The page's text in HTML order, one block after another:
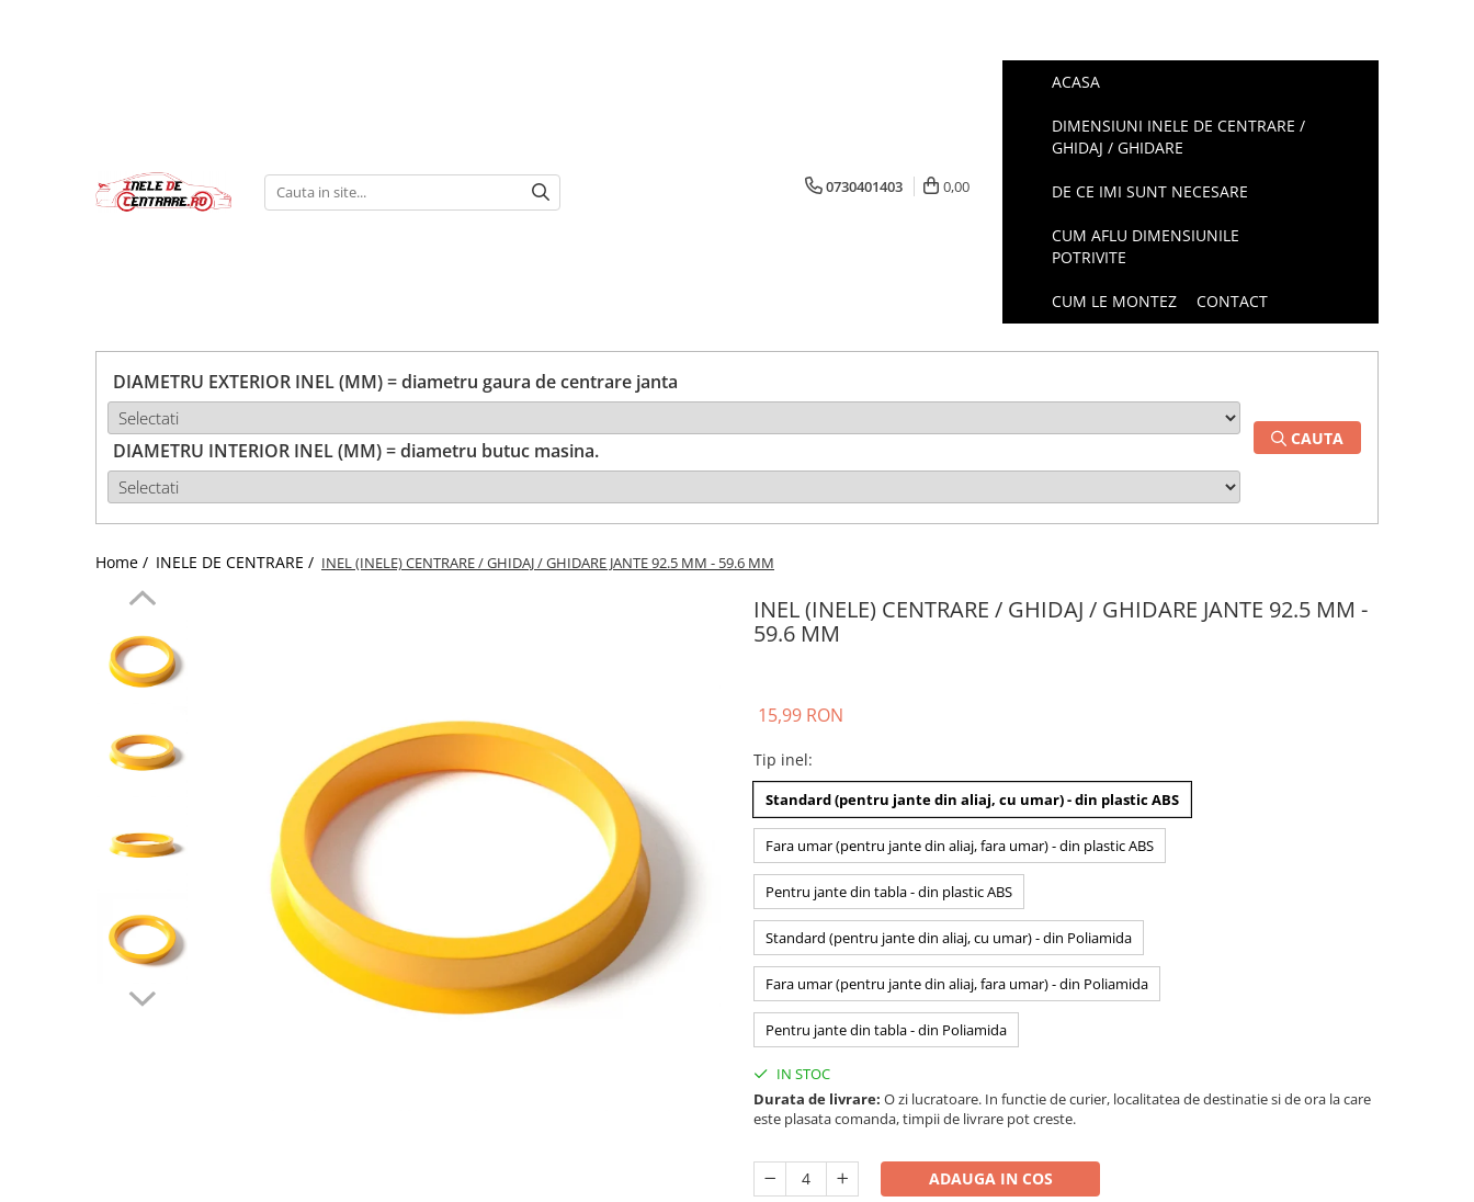
0730401403 0,00
ACASA
DIMENSIUNI INELE DE CENTRARE /
GHIDAJ / GHIDARE
DE CE IMI SUNT NECESARE
CUM AFLU DIMENSIUNILE
POTRIVITE
CUM LE MONTEZ CONTACT
DIAMETRU EXTERIOR INEL (MM) = diametru gaura de centrare janta
DIAMETRU INTERIOR INEL (MM) = diametru butuc masina.
CAUTA
Home / INELE DE CENTRARE / INEL (INELE) CENTRARE / GHIDAJ / GHIDARE JANTE 92.5 MM - 59.6 MM
INEL (INELE) CENTRARE / GHIDAJ / GHIDARE JANTE 92.5 MM -
59.6 MM
15,99 RON
Tip inel:
Standard (pentru jante din aliaj, cu umar) - din plastic ABS
Fara umar (pentru jante din aliaj, fara umar) - din plastic ABS
Pentru jante din tabla - din plastic ABS
Standard (pentru jante din aliaj, cu umar) - din Poliamida
Fara umar (pentru jante din aliaj, fara umar) - din Poliamida
Pentru jante din tabla - din Poliamida
IN STOC
Durata de livrare: O zi lucratoare. In functie de curier, localitatea de destinatie si de ora la care
este plasata comanda, timpii de livrare pot creste.
ADAUGA IN COS